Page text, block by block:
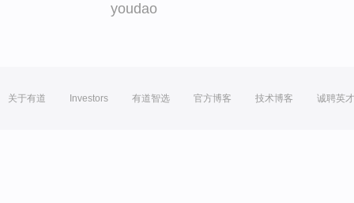
youdao
关于有道 Investors 有道智选 官方博客 技术博客 诚聘英才